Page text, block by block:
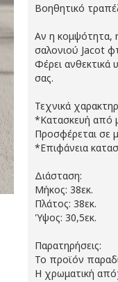
Βοηθητικό
Αν η κομψότητα,
σαλονιού Jacot
Φέρει ανθεκτικά
σας.
Τεχνικά
*Κατασκευή από
Προσφέρεται σε
*Επιφάνεια
Διάσταση:
Μήκος: 38εκ.
Πλάτος: 38εκ.
Ύψος: 30,5εκ.
Παρατηρήσεις:
Το προϊόν
Η χρωματική